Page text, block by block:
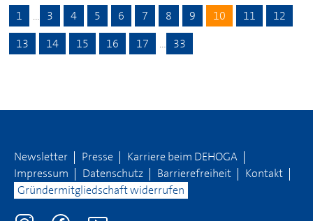
1 … 3 4 5 6 7 8 9 10 11
12
13
14 15 16 17 … 33
Newsletter Presse Karriere beim DEHOGA
Impressum
Datenschutz Barrierefreiheit
Kontakt
Gründermitgliedschaft widerrufen